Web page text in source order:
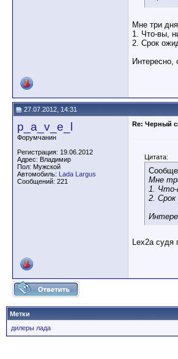
Мне три
1. Что-вы,
2. Срок
Интересно,
27.07.2012, 14:31
p_a_v_e_l
Форумчанин
Регистрация: 19.06.2012
Адрес: Владимир
Пол: Мужской
Автомобиль: Lada Largus
Сообщений: 221
Re: Черный
Цитата:
Мне
1. Что-
2. Срок
Lex2a судя
Метки
дилеры лада